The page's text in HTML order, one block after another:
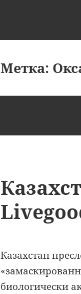
Метка:
Казахстан
биологически